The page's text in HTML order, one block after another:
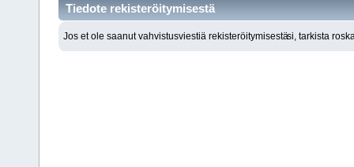
Tiedote rekisteröitymisestä
Jos et ole saanut vahvistusviestiä rekisteröitymisestäsi, tarkista